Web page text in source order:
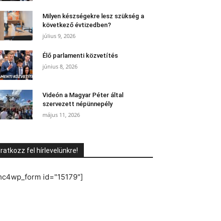
Milyen készségekre lesz szükség a
következő évtizedben?
július 9, 2026
Élő parlamenti közvetítés
június 8, 2026
Videón a Magyar Péter által
szervezett népünnepély
május 11, 2026
fel hírlevelünkre!
id="15179"]